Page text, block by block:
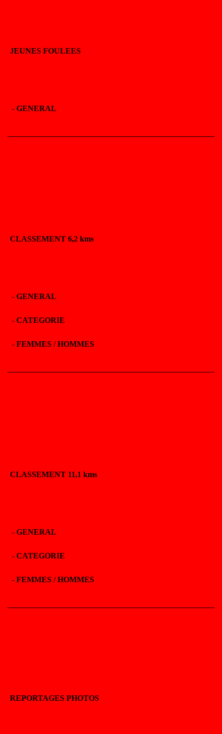
JEUNES FOULEES
- GENERAL
CLASSEMENT 6,2 kms
- GENERAL
- CATEGORIE
- FEMMES / HOMMES
CLASSEMENT 11,1 kms
- GENERAL
- CATEGORIE
- FEMMES / HOMMES
REPORTAGES PHOTOS